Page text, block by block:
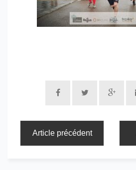
Article précédent